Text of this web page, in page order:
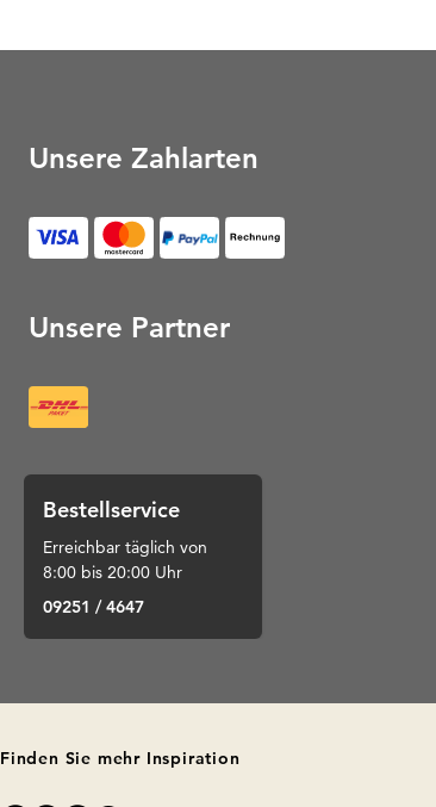
Unsere Zahlarten
Unsere Partner
Bestellservice
Erreichbar täglich von
8:00 bis 20:00 Uhr
09251 / 4647
Finden Sie mehr Inspiration